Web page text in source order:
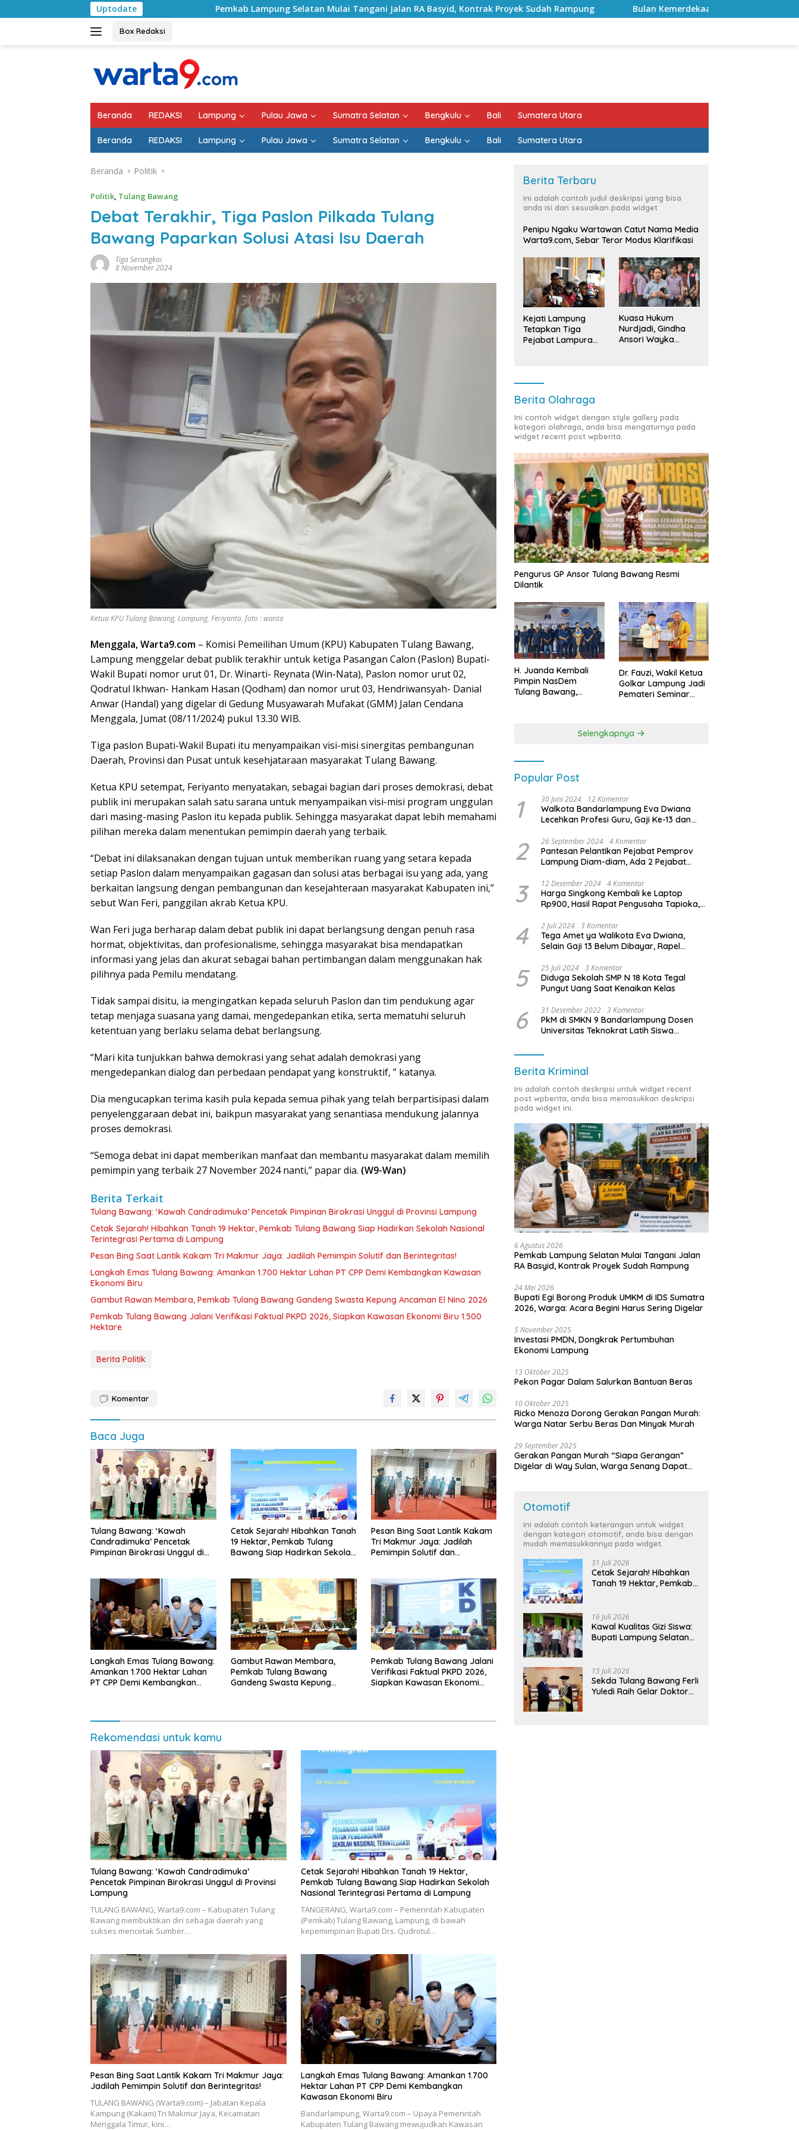
ke
Uptodate
Pemkab Lampung Selatan Mulai Tangani Jalan RA Basyid, Kontrak Proyek Sudah Rampung Bulan Kemerdekaan, Bupati Lampung Selatan Ajak ASN
Box Redaksi
Beranda REDAKSI Lampung Pulau Jawa Sumatra Selatan Bengkulu Bali Sumatera Utara
Beranda REDAKSI Lampung Pulau Jawa Sumatra Selatan Bengkulu Bali Sumatera Utara
Beranda Politik
Politik, Tulang Bawang
Debat Terakhir, Tiga Paslon Pilkada Tulang
Bawang Paparkan Solusi Atasi Isu Daerah
Tiga Serangkai
8 November 2024
Ketua KPU Tulang Bawang, Lampung, Feriyanto. foto : wanto
Menggala, Warta9.com – Komisi Pemeilihan Umum (KPU) Kabupaten Tulang Bawang,
Lampung menggelar debat publik terakhir untuk ketiga Pasangan Calon (Paslon) Bupati-
Wakil Bupati nomor urut 01, Dr. Winarti- Reynata (Win-Nata), Paslon nomor urut 02,
Qodratul Ikhwan- Hankam Hasan (Qodham) dan nomor urut 03, Hendriwansyah- Danial
Anwar (Handal) yang digelar di Gedung Musyawarah Mufakat (GMM) Jalan Cendana
Menggala, Jumat (08/11/2024) pukul 13.30 WIB.
Tiga paslon Bupati-Wakil Bupati itu menyampaikan visi-misi sinergitas pembangunan
Daerah, Provinsi dan Pusat untuk kesehjataraan masyarakat Tulang Bawang.
Ketua KPU setempat, Feriyanto menyatakan, sebagai bagian dari proses demokrasi, debat
publik ini merupakan salah satu sarana untuk menyampaikan visi-misi program unggulan
dari masing-masing Paslon itu kepada publik. Sehingga masyarakat dapat lebih memahami
pilihan mereka dalam menentukan pemimpin daerah yang terbaik.
“Debat ini dilaksanakan dengan tujuan untuk memberikan ruang yang setara kepada
setiap Paslon dalam menyampaikan gagasan dan solusi atas berbagai isu yang ada, yang
berkaitan langsung dengan pembangunan dan kesejahteraan masyarakat Kabupaten ini,”
sebut Wan Feri, panggilan akrab Ketua KPU.
Wan Feri juga berharap dalam debat publik ini dapat berlangsung dengan penuh rasa
hormat, objektivitas, dan profesionalisme, sehingga masyarakat bisa mendapatkan
informasi yang jelas dan akurat sebagai bahan pertimbangan dalam menggunakan hak
pilihnya pada Pemilu mendatang.
Tidak sampai disitu, ia mengingatkan kepada seluruh Paslon dan tim pendukung agar
tetap menjaga suasana yang damai, mengedepankan etika, serta mematuhi seluruh
ketentuan yang berlaku selama debat berlangsung.
“Mari kita tunjukkan bahwa demokrasi yang sehat adalah demokrasi yang
mengedepankan dialog dan perbedaan pendapat yang konstruktif, ” katanya.
Dia mengucapkan terima kasih pula kepada semua pihak yang telah berpartisipasi dalam
penyelenggaraan debat ini, baikpun masyarakat yang senantiasa mendukung jalannya
proses demokrasi.
“Semoga debat ini dapat memberikan manfaat dan membantu masyarakat dalam memilih
pemimpin yang terbaik 27 November 2024 nanti,” papar dia. (W9-Wan)
Berita Terkait
Tulang Bawang: ‘Kawah Candradimuka’ Pencetak Pimpinan Birokrasi Unggul di Provinsi Lampung
Cetak Sejarah! Hibahkan Tanah 19 Hektar, Pemkab Tulang Bawang Siap Hadirkan Sekolah Nasional
Terintegrasi Pertama di Lampung
Pesan Bing Saat Lantik Kakam Tri Makmur Jaya: Jadilah Pemimpin Solutif dan Berintegritas!
Langkah Emas Tulang Bawang: Amankan 1.700 Hektar Lahan PT CPP Demi Kembangkan Kawasan
Ekonomi Biru
Gambut Rawan Membara, Pemkab Tulang Bawang Gandeng Swasta Kepung Ancaman El Nino 2026
Pemkab Tulang Bawang Jalani Verifikasi Faktual PKPD 2026, Siapkan Kawasan Ekonomi Biru 1.500
Hektare
Berita Politik
Komentar
Baca Juga
Tulang Bawang: ‘Kawah
Candradimuka’ Pencetak
Pimpinan Birokrasi Unggul di
Cetak Sejarah! Hibahkan Tanah
19 Hektar, Pemkab Tulang
Bawang Siap Hadirkan Sekolah
Pesan Bing Saat Lantik Kakam
Tri Makmur Jaya: Jadilah
Pemimpin Solutif dan
Langkah Emas Tulang Bawang:
Amankan 1.700 Hektar Lahan
PT CPP Demi Kembangkan
Gambut Rawan Membara,
Pemkab Tulang Bawang
Gandeng Swasta Kepung
Pemkab Tulang Bawang Jalani
Verifikasi Faktual PKPD 2026,
Siapkan Kawasan Ekonomi
Rekomendasi untuk kamu
Tulang Bawang: ‘Kawah Candradimuka’
Pencetak Pimpinan Birokrasi Unggul di Provinsi
Lampung
TULANG BAWANG, Warta9.com – Kabupaten Tulang
Bawang membuktikan diri sebagai daerah yang
sukses mencetak Sumber…
Cetak Sejarah! Hibahkan Tanah 19 Hektar,
Pemkab Tulang Bawang Siap Hadirkan Sekolah
Nasional Terintegrasi Pertama di Lampung
​TANGERANG, Warta9.com – Pemerintah Kabupaten
(Pemkab) Tulang Bawang, Lampung, di bawah
kepemimpinan Bupati Drs. Qudrotul…
Pesan Bing Saat Lantik Kakam Tri Makmur Jaya:
Jadilah Pemimpin Solutif dan Berintegritas!
TULANG BAWANG (Warta9.com) – Jabatan Kepala
Kampung (Kakam) Tri Makmur Jaya, Kecamatan
Menggala Timur, kini…
Langkah Emas Tulang Bawang: Amankan 1.700
Hektar Lahan PT CPP Demi Kembangkan
Kawasan Ekonomi Biru
Bandarlampung, Warta9.com – Upaya Pemerintah
Kabupaten Tulang Bawang mewujudkan Kawasan
Berita Terbaru
Ini adalah contoh judul deskripsi yang bisa
anda isi dan sesuaikan pada widget
Penipu Ngaku Wartawan Catut Nama Media
Warta9.com, Sebar Teror Modus Klarifikasi
Kejati Lampung
Tetapkan Tiga
Pejabat Lampura
Kuasa Hukum
Nurdjadi, Gindha
Ansori Wayka
Berita Olahraga
Ini contoh widget dengan style gallery pada
kategori olahraga, anda bisa mengaturnya pada
widget recent post wpberita.
Pengurus GP Ansor Tulang Bawang Resmi
Dilantik
H. Juanda Kembali
Pimpin NasDem
Tulang Bawang,
Dr. Fauzi, Wakil Ketua
Golkar Lampung Jadi
Pemateri Seminar
Kebangsaan
Selengkapnya
Popular Post
1 30 Juni 2024 12 Komentar
Walkota Bandarlampung Eva Dwiana
Lecehkan Profesi Guru, Gaji Ke-13 dan
2 26 September 2024 4 Komentar
Pantesan Pelantikan Pejabat Pemprov
Lampung Diam-diam, Ada 2 Pejabat
3 12 Desember 2024 4 Komentar
Harga Singkong Kembali ke Laptop
Rp900, Hasil Rapat Pengusaha Tapioka,
Lampung
4 2 Juli 2024 3 Komentar
Tega Amet ya Walikota Eva Dwiana,
Selain Gaji 13 Belum Dibayar, Rapel
Dibayar
5 25 Juli 2024 3 Komentar
Diduga Sekolah SMP N 18 Kota Tegal
Pungut Uang Saat Kenaikan Kelas
6 31 Desember 2022 3 Komentar
PkM di SMKN 9 Bandarlampung Dosen
Universitas Teknokrat Latih Siswa
Berita Kriminal
Ini adalah contoh deskripsi untuk widget recent
post wpberita, anda bisa memasukkan deskripsi
pada widget ini.
6 Agustus 2026
Pemkab Lampung Selatan Mulai Tangani Jalan
RA Basyid, Kontrak Proyek Sudah Rampung
24 Mei 2026
Bupati Egi Borong Produk UMKM di IDS Sumatra
2026, Warga: Acara Begini Harus Sering Digelar
5 November 2025
Investasi PMDN, Dongkrak Pertumbuhan
Ekonomi Lampung
13 Oktober 2025
Pekon Pagar Dalam Salurkan Bantuan Beras
10 Oktober 2025
Ricko Menoza Dorong Gerakan Pangan Murah:
Warga Natar Serbu Beras Dan Minyak Murah
29 September 2025
Gerakan Pangan Murah “Siapa Gerangan”
Digelar di Way Sulan, Warga Senang Dapat
Otomotif
Ini adalah contoh keterangan untuk widget
dengan kategori otomotif, anda bisa dengan
mudah memasukkannya pada widget.
31 Juli 2026
Cetak Sejarah! Hibahkan
Tanah 19 Hektar, Pemkab
Terintegrasi Pertama di
Lampung
16 Juli 2026
Kawal Kualitas Gizi Siswa:
Bupati Lampung Selatan
Bergizi Gratis di Natar
15 Juli 2026
Sekda Tulang Bawang Ferli
Yuledi Raih Gelar Doktor